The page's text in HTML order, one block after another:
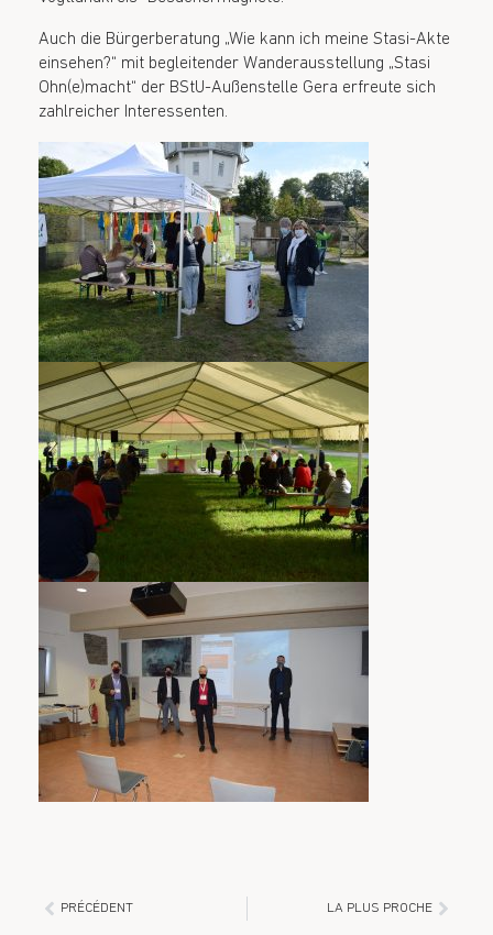
Auch die Bürgerberatung „Wie kann ich meine Stasi-Akte
einsehen?“ mit begleitender Wanderausstellung „Stasi
Ohn(e)macht“ der BStU-Außenstelle Gera erfreute sich
zahlreicher Interessenten.
PRÉCÉDENT LA PLUS PROCHE